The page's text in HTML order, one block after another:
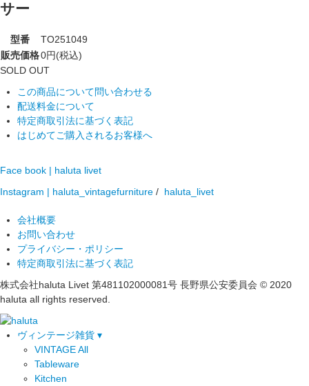
サー
型番
TO251049
販売価格0円(税込)
SOLD OUT
この商品について問い合わせる
配送料金について
特定商取引法に基づく表記
はじめてご購入されるお客様へ
Face book | haluta livet
Instagram | haluta_vintagefurniture / haluta_livet
会社概要
お問い合わせ
プライバシー・ポリシー
特定商取引法に基づく表記
株式会社haluta Livet 第481102000081号 長野県公安委員会 © 2020
haluta all rights reserved.
ヴィンテージ雑貨 ▾
VINTAGE All
Tableware
Kitchen